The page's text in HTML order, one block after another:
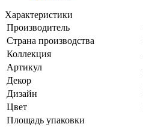
Характеристики
Производитель
Страна производства
Коллекция
Артикул
Декор
Дизайн
Цвет
Площадь упаковки